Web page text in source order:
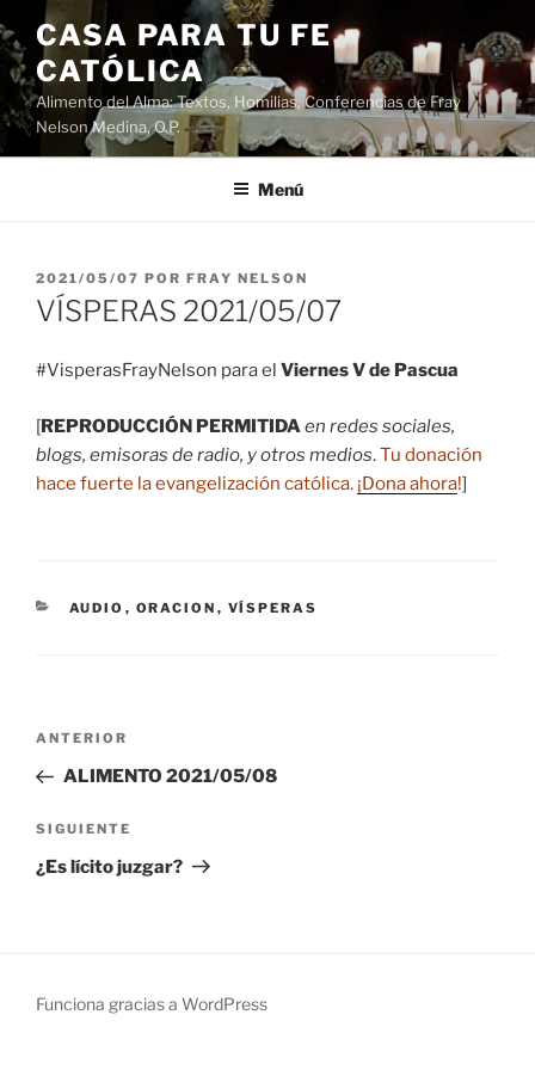
Saltar
al
contenido
CASA PARA TU FE
CATÓLICA
Alimento del Alma: Textos, Homilias, Conferencias de Fray
Nelson Medina, O.P.
Menú
PUBLICADO
EL
2021/05/07 POR FRAY NELSON
VÍSPERAS 2021/05/07
#VisperasFrayNelson para el Viernes V de Pascua
[REPRODUCCIÓN PERMITIDAen redes sociales,
blogs, emisoras de radio, y otros medios.Tu donación
hace fuerte la evangelización católica. ¡Dona ahora!]
CATEGORÍAS
AUDIO , ORACION , VÍSPERAS
Navegación
entradas
Entrada
anterior:
ANTERIOR
ALIMENTO 2021/05/08
Siguiente
entrada
SIGUIENTE
¿Es lícito juzgar?
Funciona gracias a WordPress